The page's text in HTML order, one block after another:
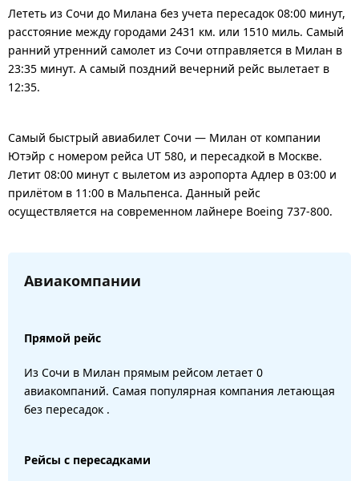
Лететь из Сочи до Милана без учета пересадок 08:00 минут,
расстояние между городами 2431 км. или 1510 миль. Самый
ранний утренний самолет из Сочи отправляется в Милан в
23:35 минут. А самый поздний вечерний рейс вылетает в
12:35.
Самый быстрый авиабилет Сочи — Милан от компании
Ютэйр с номером рейса UT 580, и пересадкой в Москве.
Летит 08:00 минут с вылетом из аэропорта Адлер в 03:00 и
прилётом в 11:00 в Мальпенса. Данный рейс
осуществляется на современном лайнере Boeing 737-800.
Авиакомпании
Прямой рейс
Из Сочи в Милан прямым рейсом летает 0
авиакомпаний. Самая популярная компания летающая
без пересадок .
Рейсы с пересадками